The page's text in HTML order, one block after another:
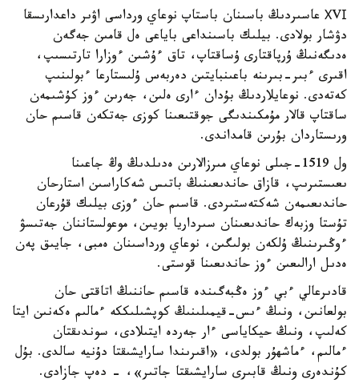
ХVІ عاسىردىڭ باسىنان باستاپ نوعاي ورداسى اۋىر داعدارىسقا
دۋشار بولادى. بيلىك باسىنداعى باياعى ەل قامىن جەگەن
ەدىگەنىڭ ۇرپاقتارى ۇساقتاپ، تاق ءۇشىن ءوزارا تارتىسىپ،
اقىرى ءبىر-بىرىنە باعىنبايتىن دەربەس ۇلىستارعا ءبولىنىپ
كەتەدى. نوعايلاردىڭ بۇدان ءارى ەلىن، جەرىن ءوز كۇشىمەن
ساقتاپ قالار مۇمكىندىگى جوقتىعىنا كوزى جەتكەن قاسىم حان
ورىستاردان بۇرىن قامداندى.
ول 1519-جىلى نوعاي مىرزالارىن ەدىلدىڭ وڭ جاعىنا
ىعىستىرىپ، قازاق حاندىعىنىڭ باتىس شەكاراسىن استارحان
حاندىعىمەن شەكتەستىردى. قاسىم حان ءوزى بيلىك قۇرعان
تۇستا وزبەك حاندىعىنان سىرداريا بويىن، موعولستاننان جەتىسۋ
ءوڭىرىنىڭ ۇلكەن بولىگىن، نوعاي ورداسىنان ەمبى، جايىق پەن
ەدىل ارالىعىن ءوز حاندىعىنا قوستى.
قادىرعالي ءبي ءوز ەڭبەگىندە قاسىم حاننىڭ اتاقتى حان
بولعانىن، ونىڭ ءىس-قيمىلىنىڭ كوپشىلىككە ءمالىم ەكەنىن ايتا
كەلىپ، ونىڭ حيكاياسى ءار جەردە ايتىلادى، سوندىقتان
ءمالىم، ءماشھۇر بولدى، «اقىرىندا سارايشىقتا دۇنيە سالدى. بۇل
كۇندەرى ونىڭ قابىرى سارايشىقتا جاتىر»، - دەپ جازادى.